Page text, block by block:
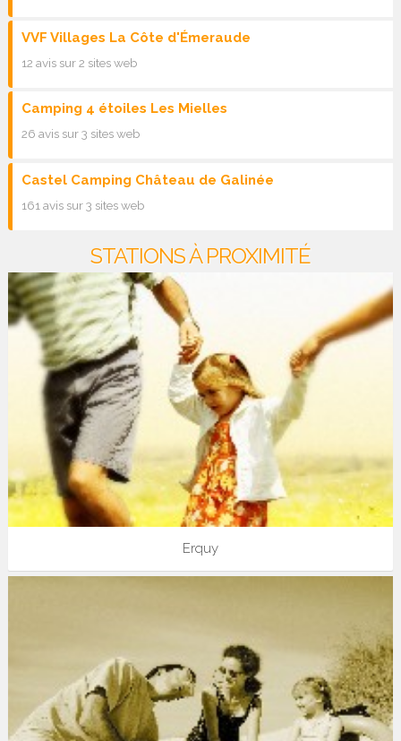
VVF Villages La Côte d'Émeraude
12 avis sur 2 sites web
Camping 4 étoiles Les Mielles
26 avis sur 3 sites web
Castel Camping Château de Galinée
161 avis sur 3 sites web
STATIONS À PROXIMITÉ
Erquy